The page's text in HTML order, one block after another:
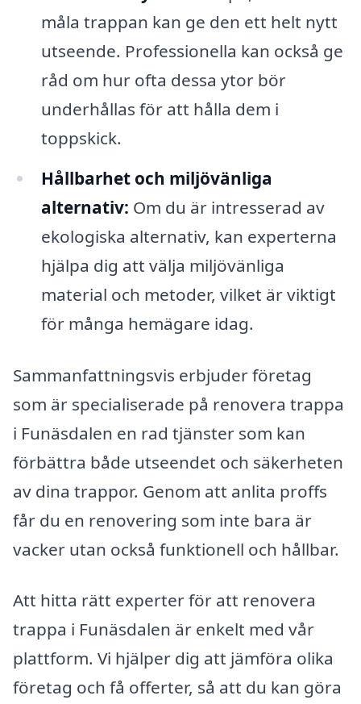
måla trappan kan ge den ett helt nytt
utseende. Professionella kan också ge
råd om hur ofta dessa ytor bör
underhållas för att hålla dem i
toppskick.
Hållbarhet och miljövänliga
alternativ: Om du är intresserad av
ekologiska alternativ, kan experterna
hjälpa dig att välja miljövänliga
material och metoder, vilket är viktigt
för många hemägare idag.
Sammanfattningsvis erbjuder företag
som är specialiserade på renovera trappa
i Funäsdalen en rad tjänster som kan
förbättra både utseendet och säkerheten
av dina trappor. Genom att anlita proffs
får du en renovering som inte bara är
vacker utan också funktionell och hållbar.
Att hitta rätt experter för att renovera
trappa i Funäsdalen är enkelt med vår
plattform. Vi hjälper dig att jämföra olika
företag och få offerter, så att du kan göra